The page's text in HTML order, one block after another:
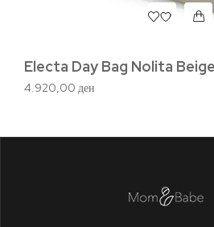
Electa Day Bag Nolita Beige
4.920,00 ден